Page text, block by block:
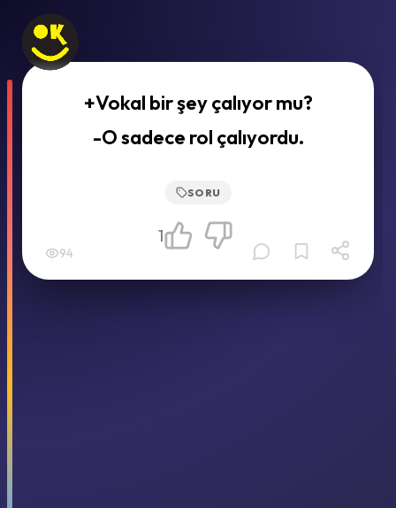
+Vokal bir şey çalıyor mu?
-O sadece rol çalıyordu.
SORU
94
1